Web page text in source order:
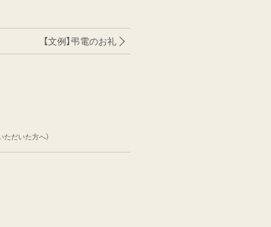
【文例】弔電のお礼
ただいた方へ）